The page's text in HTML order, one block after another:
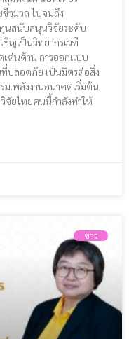
วมวล ไปจนถึง
นสนับสนุนวิจัยระดับ
ชิญเป็นวิทยากรเวที
เด่นด้าน การออกแบบ
ปลอดภัย เป็นมิตรต่อสิ่ง
ม.พลังงานอนาคตเริ่มต้น
จัยไทยคนนี้กำลังทำให้
ข่าว